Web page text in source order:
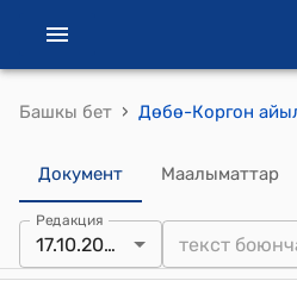
Башкы бет ›
Документ Маалыматтар
Редакция
17.10.2025